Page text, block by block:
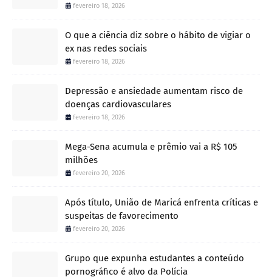
fevereiro 18, 2026
O que a ciência diz sobre o hábito de vigiar o
ex nas redes sociais
fevereiro 18, 2026
Depressão e ansiedade aumentam risco de
doenças cardiovasculares
fevereiro 18, 2026
Mega-Sena acumula e prêmio vai a R$ 105
milhões
fevereiro 20, 2026
Após título, União de Maricá enfrenta críticas e
suspeitas de favorecimento
fevereiro 20, 2026
Grupo que expunha estudantes a conteúdo
pornográfico é alvo da Polícia